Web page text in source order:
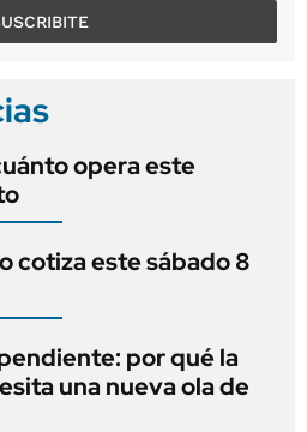
opera este
cotiza este sábado 8
por qué la
una nueva ola de